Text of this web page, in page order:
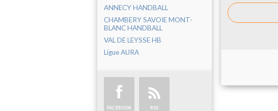
ANNECY HANDBALL
CHAMBERY SAVOIE MONT-
BLANC HANDBALL
VAL DE LEYSSE HB
Ligue AURA
FACEBOOK RSS